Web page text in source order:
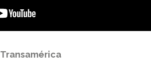
Transamérica